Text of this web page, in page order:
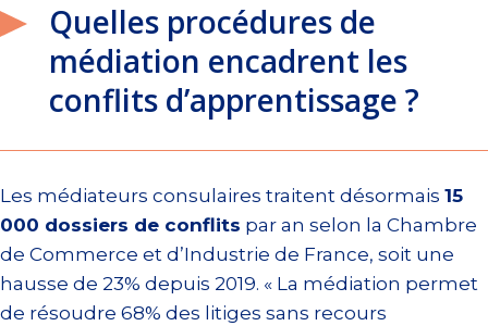
Quelles procédures de
médiation encadrent les
conflits d’apprentissage ?
Les médiateurs consulaires traitent désormais 15
000 dossiers de conflits par an selon la Chambre
de Commerce et d’Industrie de France, soit une
hausse de 23% depuis 2019. « La médiation permet
de résoudre 68% des litiges sans recours